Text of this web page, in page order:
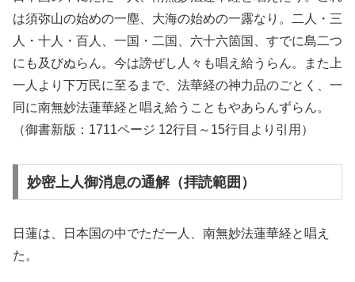
は須弥山の始めの一塵、大海の始めの一露なり。二人・三
人・十人・百人、一国・二国、六十六箇国、すでに島二つ
にも及びぬらん。今は謗ぜし人々も唱え給うらん。また上
一人より下万民に至るまで、法華経の神力品のごとく、一
同に南無妙法蓮華経と唱え給うこともやあらんずらん。
（御書新版：1711ページ 12行目～15行目より引用）
妙密上人御消息の通解（拝読範囲）
日蓮は、日本国の中でただ一人、南無妙法蓮華経と唱え
た。